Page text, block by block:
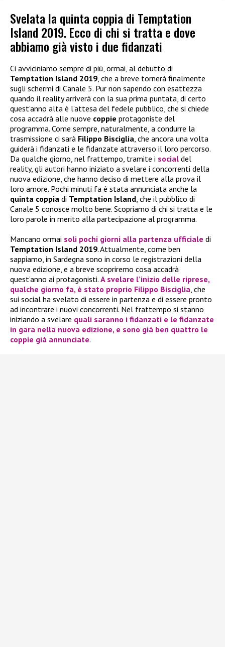
Svelata la quinta coppia di Temptation
Island 2019. Ecco di chi si tratta e dove
abbiamo già visto i due fidanzati
Ci avviciniamo sempre di più, ormai, al debutto di
Temptation Island 2019, che a breve tornerà finalmente
sugli schermi di Canale 5. Pur non sapendo con esattezza
quando il reality arriverà con la sua prima puntata, di certo
quest’anno alta è l’attesa del fedele pubblico, che si chiede
cosa accadrà alle nuove coppie protagoniste del
programma. Come sempre, naturalmente, a condurre la
trasmissione ci sarà Filippo Bisciglia, che ancora una volta
guiderà i fidanzati e le fidanzate attraverso il loro percorso.
Da qualche giorno, nel frattempo, tramite i social del
reality, gli autori hanno iniziato a svelare i concorrenti della
nuova edizione, che hanno deciso di mettere alla prova il
loro amore. Pochi minuti fa è stata annunciata anche la
quinta coppia di Temptation Island, che il pubblico di
Canale 5 conosce molto bene. Scopriamo di chi si tratta e le
loro parole in merito alla partecipazione al programma.
Mancano ormai soli pochi giorni alla partenza ufficiale di
Temptation Island 2019. Attualmente, come ben
sappiamo, in Sardegna sono in corso le registrazioni della
nuova edizione, e a breve scopriremo cosa accadrà
quest’anno ai protagonisti. A svelare l’inizio delle riprese,
qualche giorno fa, è stato proprio Filippo Bisciglia, che
sui social ha svelato di essere in partenza e di essere pronto
ad incontrare i nuovi concorrenti. Nel frattempo si stanno
iniziando a svelare quali saranno i fidanzati e le fidanzate
in gara nella nuova edizione, e sono già ben quattro le
coppie già annunciate.